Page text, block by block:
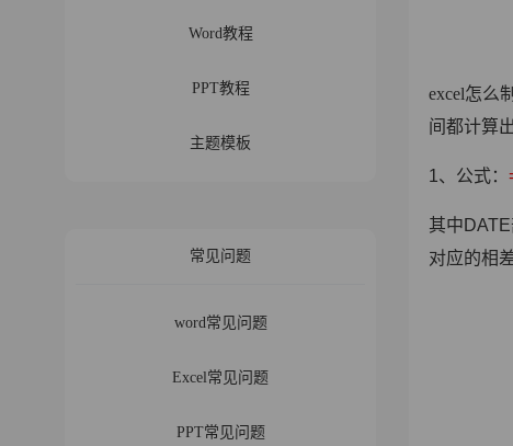
Word教程
PPT教程
主题模板
常见问题
word常见问题
Excel常见问题
PPT常见问题
excel怎么
间都计算
1、公式：
其中
对应的相